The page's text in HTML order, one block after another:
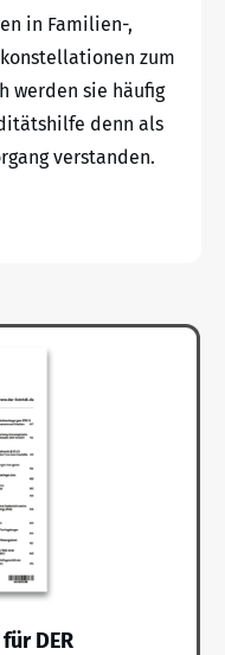
in Familien-,
zum
werden sie häufig
denn als
verstanden.
DER